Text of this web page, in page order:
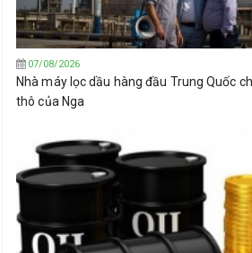
07/08/2026
Nhà máy lọc dầu hàng đầu Trung Quốc
thô của Nga